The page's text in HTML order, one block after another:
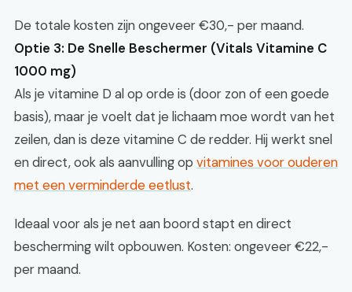
De totale kosten zijn ongeveer €30,- per maand.
Optie 3: De Snelle Beschermer (Vitals Vitamine C
1000 mg)
Als je vitamine D al op orde is (door zon of een goede
basis), maar je voelt dat je lichaam moe wordt van het
zeilen, dan is deze vitamine C de redder. Hij werkt snel
en direct, ook als aanvulling op vitamines voor ouderen
met een verminderde eetlust.
Ideaal voor als je net aan boord stapt en direct
bescherming wilt opbouwen. Kosten: ongeveer €22,-
per maand.